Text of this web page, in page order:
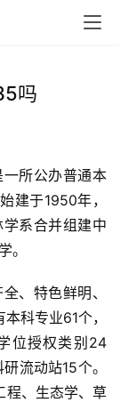
吗
建于1950年，
系合并组建中
。
科专业61个，
位授权类别24
流动站15个。
程、生态学、草